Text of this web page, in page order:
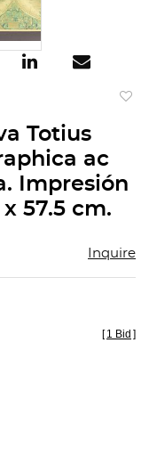
Totius
ac
Impresión
57.5 cm.
Inquire
[ 1 Bid ]